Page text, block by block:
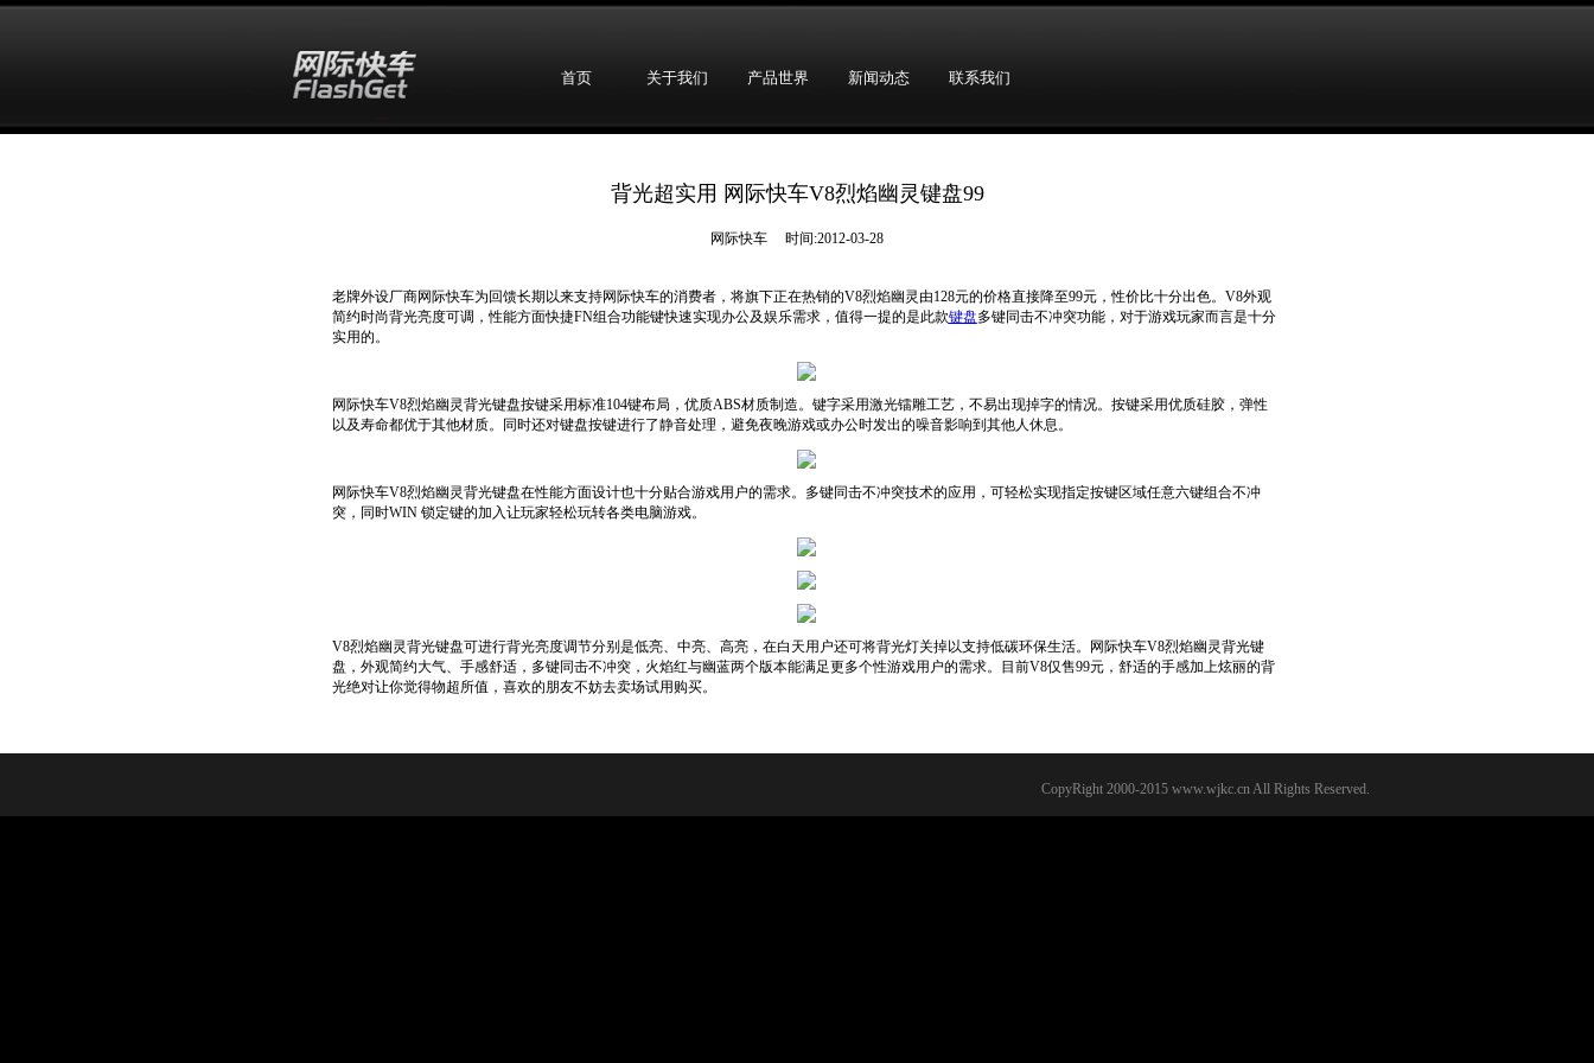
首页 关于我们 产品世界 新闻动态 联系我们
背光超实用 网际快车V8烈焰幽灵键盘99
网际快车 时间:2012-03-28
老牌外设厂商网际快车为回馈长期以来支持网际快车的消费者，将旗下正在热销的V8烈焰幽灵由128元的价格直接降至99元，性价比十分出色。V8外观
简约时尚背光亮度可调，性能方面快捷FN组合功能键快速实现办公及娱乐需求，值得一提的是此款键盘多键同击不冲突功能，对于游戏玩家而言是十分
实用的。
网际快车V8烈焰幽灵背光键盘按键采用标准104键布局，优质ABS材质制造。键字采用激光镭雕工艺，不易出现掉字的情况。按键采用优质硅胶，弹性
以及寿命都优于其他材质。同时还对键盘按键进行了静音处理，避免夜晚游戏或办公时发出的噪音影响到其他人休息。
网际快车V8烈焰幽灵背光键盘在性能方面设计也十分贴合游戏用户的需求。多键同击不冲突技术的应用，可轻松实现指定按键区域任意六键组合不冲
突，同时WIN 锁定键的加入让玩家轻松玩转各类电脑游戏。
V8烈焰幽灵背光键盘可进行背光亮度调节分别是低亮、中亮、高亮，在白天用户还可将背光灯关掉以支持低碳环保生活。网际快车V8烈焰幽灵背光键
盘，外观简约大气、手感舒适，多键同击不冲突，火焰红与幽蓝两个版本能满足更多个性游戏用户的需求。目前V8仅售99元，舒适的手感加上炫丽的背
光绝对让你觉得物超所值，喜欢的朋友不妨去卖场试用购买。
CopyRight 2000-2015 www.wjkc.cn All Rights Reserved.